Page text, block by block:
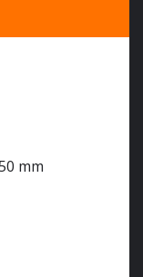
mm